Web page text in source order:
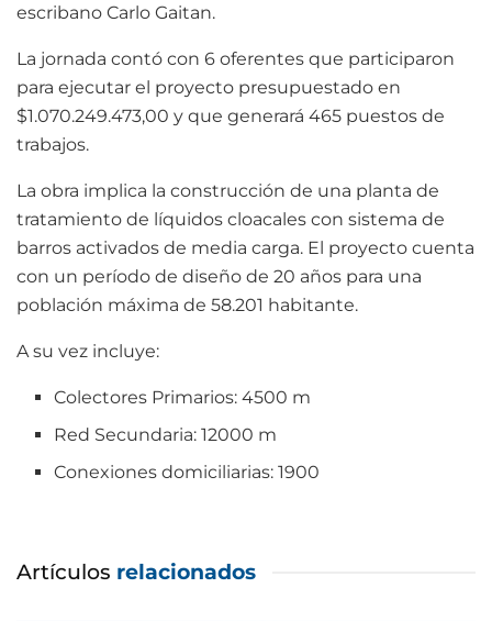
escribano Carlo Gaitan.
La jornada contó con 6 oferentes que participaron
para ejecutar el proyecto presupuestado en
$1.070.249.473,00 y que generará 465 puestos de
trabajos.
La obra implica la construcción de una planta de
tratamiento de líquidos cloacales con sistema de
barros activados de media carga. El proyecto cuenta
con un período de diseño de 20 años para una
población máxima de 58.201 habitante.
A su vez incluye:
Colectores Primarios: 4500 m
Red Secundaria: 12000 m
Conexiones domiciliarias: 1900
Artículos relacionados